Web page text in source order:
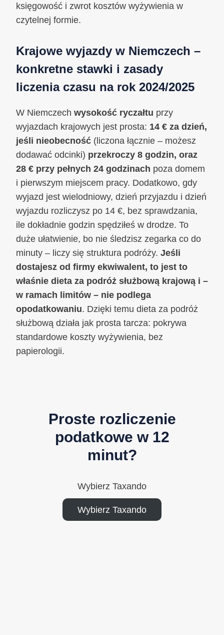
księgowość i zwrot kosztów wyżywienia w
czytelnej formie.
Krajowe wyjazdy w Niemczech –
konkretne stawki i zasady
liczenia czasu na rok 2024/2025
W Niemczech wysokość ryczałtu przy
wyjazdach krajowych jest prosta: 14 € za dzień,
jeśli nieobecność (liczona łącznie – możesz
dodawać odcinki) przekroczy 8 godzin, oraz
28 € przy pełnych 24 godzinach poza domem
i pierwszym miejscem pracy. Dodatkowo, gdy
wyjazd jest wielodniowy, dzień przyjazdu i dzień
wyjazdu rozliczysz po 14 €, bez sprawdzania,
ile dokładnie godzin spędziłeś w drodze. To
duże ułatwienie, bo nie śledzisz zegarka co do
minuty – liczy się struktura podróży. Jeśli
dostajesz od firmy ekwiwalent, to jest to
właśnie dieta za podróż służbową krajową i –
w ramach limitów – nie podlega
opodatkowaniu. Dzięki temu dieta za podróż
służbową działa jak prosta tarcza: pokrywa
standardowe koszty wyżywienia, bez
papierologii.
Proste rozliczenie
podatkowe w 12
minut?
Wybierz Taxando
Wybierz Taxando